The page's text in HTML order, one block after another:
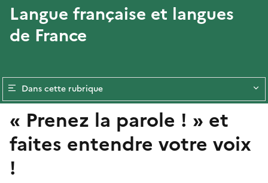
Langue française et langues
de France
Dans cette rubrique
« Prenez la parole ! » et
faites entendre votre voix
!